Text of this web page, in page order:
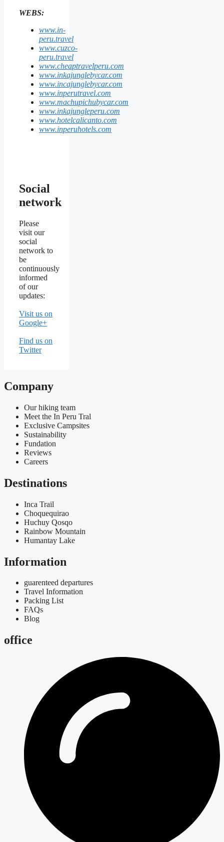
WEBS:
www.in-
peru.travel
www.cuzco-
peru.travel
www.cheaptravelperu.com
www.inkajunglebycar.com
www.incajunglebycar.com
www.inperutravel.com
www.machupichubycar.com
www.inkajungleperu.com
www.hotelcalicanto.com
www.inperuhotels.com
Social
network
Please
visit our
social
network to
be
continuously
informed
of our
updates:
Visit us on
Google+
Find us on
Twitter
Company
Our hiking team
Meet the In Peru Tral
Exclusive Campsites
Sustainability
Fundation
Reviews
Careers
Destinations
Inca Trail
Choquequirao
Huchuy Qosqo
Rainbow Mountain
Humantay Lake
Information
guarenteed departures
Travel Information
Packing List
FAQs
Blog
office